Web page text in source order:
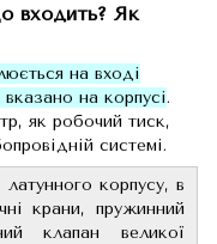
входить? Як
на вході
на корпусі.
як робочий тиск,
системі.
корпусу, в
крани, пружинний
клапан великої